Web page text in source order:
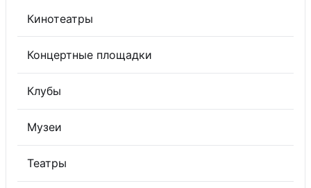
Кинотеатры
Концертные площадки
Клубы
Музеи
Театры